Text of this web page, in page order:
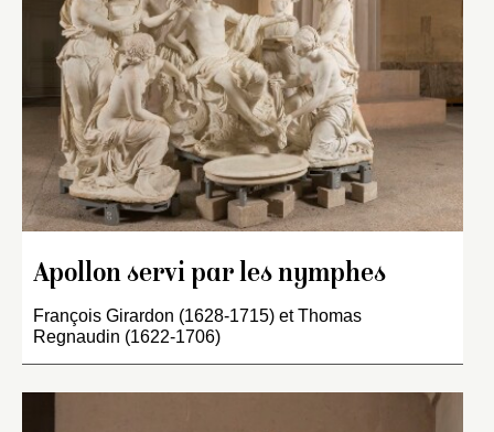
Apollon servi par les nymphes
François Girardon (1628-1715) et Thomas
Regnaudin (1622-1706)